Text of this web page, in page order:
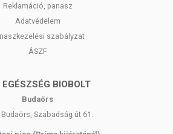
Reklamáció, panasz
Adatvédelem
szabályzat
ÁSZF
EGÉSZSÉG BIOBOLT
Budaörs
Szabadság út 61.